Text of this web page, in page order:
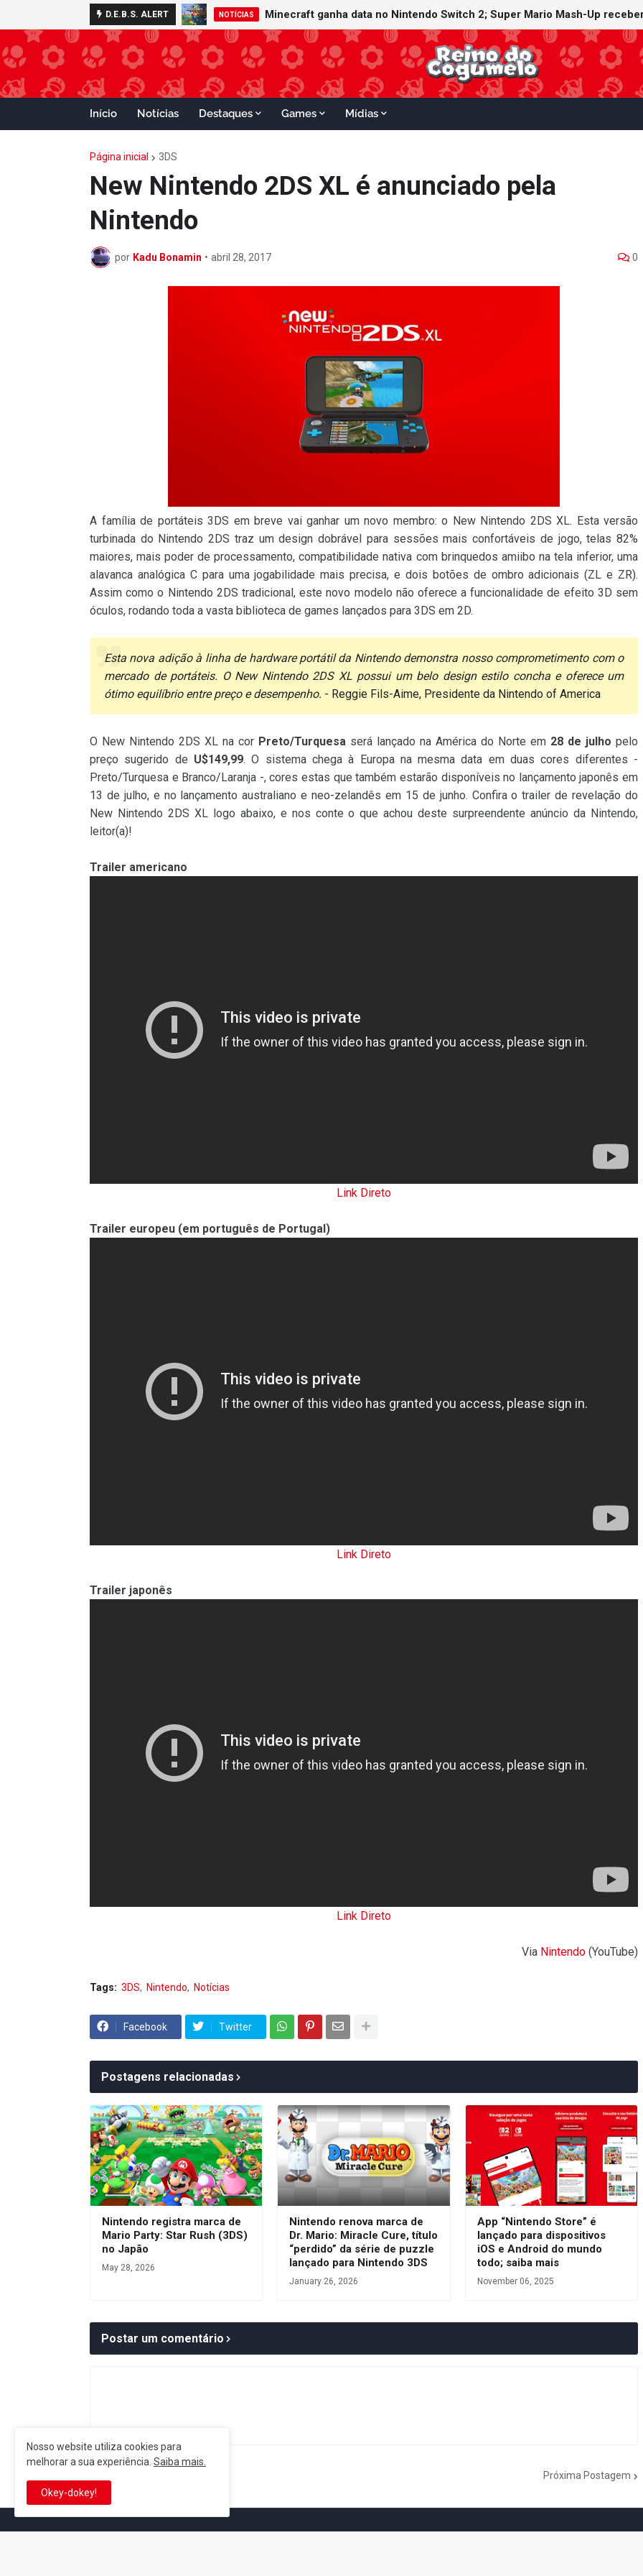
D.E.B.S. ALERT NOTÍCIAS Minecraft ganha data no Nintendo Switch 2; Super Mario Mash-Up
Início Notícias Destaques Games Mídias
Página inicial 3DS
New Nintendo 2DS XL é anunciado pela
Nintendo
por Kadu Bonamin • abril 28, 2017 0
A família de portáteis 3DS em breve vai ganhar um novo membro: o New Nintendo 2DS XL. Esta versão
turbinada do Nintendo 2DS traz um design dobrável para sessões mais confortáveis de jogo, telas 82%
maiores, mais poder de processamento, compatibilidade nativa com brinquedos amiibo na tela inferior, uma
alavanca analógica C para uma jogabilidade mais precisa, e dois botões de ombro adicionais (ZL e ZR).
Assim como o Nintendo 2DS tradicional, este novo modelo não oferece a funcionalidade de efeito 3D sem
óculos, rodando toda a vasta biblioteca de games lançados para 3DS em 2D.
Esta nova adição à linha de hardware portátil da Nintendo demonstra nosso comprometimento com o
mercado de portáteis. O New Nintendo 2DS XL possui um belo design estilo concha e oferece um
ótimo equilíbrio entre preço e desempenho. - Reggie Fils-Aime, Presidente da Nintendo of America
O New Nintendo 2DS XL na cor Preto/Turquesa será lançado na América do Norte em 28 de julho pelo
preço sugerido de U$149,99. O sistema chega à Europa na mesma data em duas cores diferentes -
Preto/Turquesa e Branco/Laranja -, cores estas que também estarão disponíveis no lançamento japonês em
13 de julho, e no lançamento australiano e neo-zelandês em 15 de junho. Confira o trailer de revelação do
New Nintendo 2DS XL logo abaixo, e nos conte o que achou deste surpreendente anúncio da Nintendo,
leitor(a)!
Trailer americano
Link Direto
Trailer europeu (em português de Portugal)
Link Direto
Trailer japonês
Link Direto
Via Nintendo (YouTube)
Tags: 3DS Nintendo Notícias
Facebook Twitter
Postagens relacionadas
Nintendo registra marca de
Mario Party: Star Rush (3DS)
no Japão
May 28, 2026
Nintendo renova marca de
Dr. Mario: Miracle Cure, título
“perdido” da série de puzzle
lançado para Nintendo 3DS
January 26, 2026
App “Nintendo Store” é
lançado para dispositivos
iOS e Android do mundo
todo; saiba mais
November 06, 2025
Postar um comentário
Próxima Postagem
Nosso website utiliza cookies para
melhorar a sua experiência. Saiba mais.
Okey-dokey!